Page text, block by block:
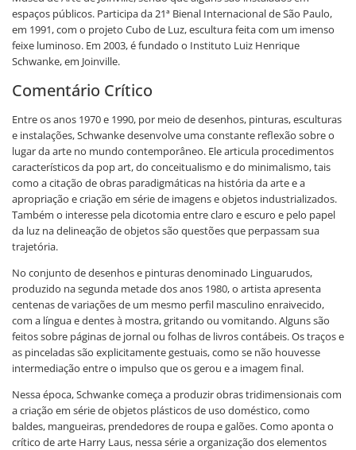
espaços públicos. Participa da 21ª Bienal Internacional de São Paulo,
em 1991, com o projeto Cubo de Luz, escultura feita com um imenso
feixe luminoso. Em 2003, é fundado o Instituto Luiz Henrique
Schwanke, em Joinville.
Comentário Crítico
Entre os anos 1970 e 1990, por meio de desenhos, pinturas, esculturas
e instalações, Schwanke desenvolve uma constante reflexão sobre o
lugar da arte no mundo contemporâneo. Ele articula procedimentos
característicos da pop art, do conceitualismo e do minimalismo, tais
como a citação de obras paradigmáticas na história da arte e a
apropriação e criação em série de imagens e objetos industrializados.
Também o interesse pela dicotomia entre claro e escuro e pelo papel
da luz na delineação de objetos são questões que perpassam sua
trajetória.
No conjunto de desenhos e pinturas denominado Linguarudos,
produzido na segunda metade dos anos 1980, o artista apresenta
centenas de variações de um mesmo perfil masculino enraivecido,
com a língua e dentes à mostra, gritando ou vomitando. Alguns são
feitos sobre páginas de jornal ou folhas de livros contábeis. Os traços e
as pinceladas são explicitamente gestuais, como se não houvesse
intermediação entre o impulso que os gerou e a imagem final.
Nessa época, Schwanke começa a produzir obras tridimensionais com
a criação em série de objetos plásticos de uso doméstico, como
baldes, mangueiras, prendedores de roupa e galões. Como aponta o
crítico de arte Harry Laus, nessa série a organização dos elementos